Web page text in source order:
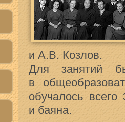
и А.В. Козлов.
Для занятий
в
обучалось
и баяна.